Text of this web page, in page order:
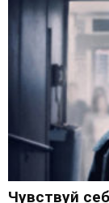
Чувствуй